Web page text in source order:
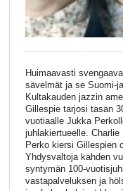
Huimaavasti
sävelmät ja se Suomi-
Kultakauden jazzin
Gillespie tarjosi tasan
vuotiaalle Jukka
juhlakiertueelle.
Perko kiersi Gillespien
Yhdysvaltoja kahden
syntymän 100-
vastapalveluksen ja